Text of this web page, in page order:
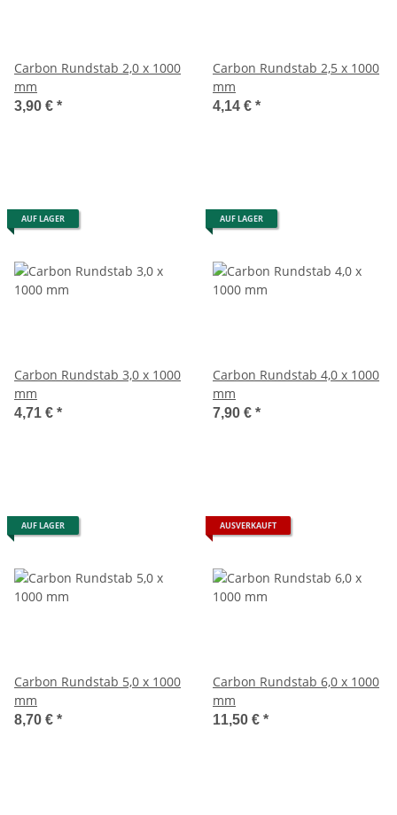
Carbon Rundstab 2,0 x 1000
mm
3,90 € *
Carbon Rundstab 2,5 x 1000
mm
4,14 € *
AUF LAGER
Carbon Rundstab 3,0 x 1000
mm
4,71 € *
AUF LAGER
Carbon Rundstab 4,0 x 1000
mm
7,90 € *
AUF LAGER
Carbon Rundstab 5,0 x 1000
mm
8,70 € *
AUSVERKAUFT
Carbon Rundstab 6,0 x 1000
mm
11,50 € *